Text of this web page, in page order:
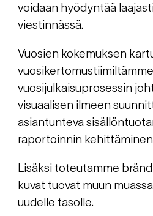
voidaan hyödyntää
viestinnässä.
Vuosien kokemuksen
vuosijulkaisuprosessin
visuaalisen ilmeen
asiantunteva
raportoinnin
Lisäksi toteutamme
kuvat tuovat muun
uudelle tasolle.